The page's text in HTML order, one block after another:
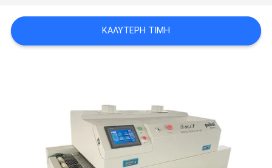
ΧΆΡΤΗΣ
ΑΠΟΡΡΉΤΟΥ
ΚΑΛΎΤΕΡΗ ΤΙΜΉ